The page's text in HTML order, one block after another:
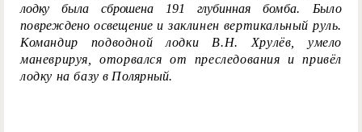
лодку была сброшена 191 глубиннаябомба. Было
повреждено освещениеи заклинен вертикальный руль.
Командир подводной лодки В.Н. Хрулёв, умело
маневрируя, оторвался от преследования и привёл
лодку на базу в Полярный.